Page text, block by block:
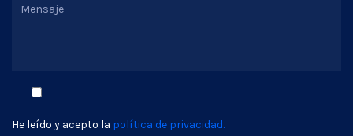
He leído y acepto la política de privacidad.